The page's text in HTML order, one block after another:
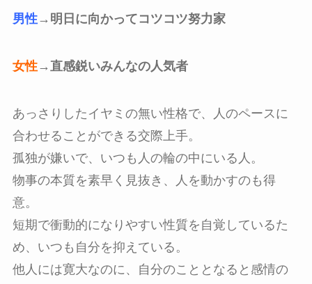
男性→明日に向かってコツコツ努力家
女性→直感鋭いみんなの人気者
あっさりしたイヤミの無い性格で、人のペースに
合わせることができる交際上手。
孤独が嫌いで、いつも人の輪の中にいる人。
物事の本質を素早く見抜き、人を動かすのも得
意。
短期で衝動的になりやすい性質を自覚しているた
め、いつも自分を抑えている。
他人には寛大なのに、自分のこととなると感情の